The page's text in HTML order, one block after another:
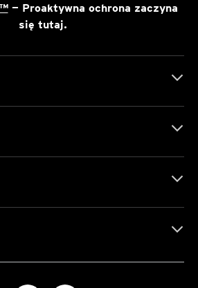
— Proaktywna ochrona zaczyna
się tutaj.